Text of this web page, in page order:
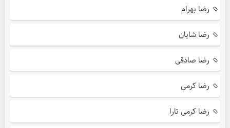
رضا بهرام
رضا شایان
رضا صادقی
رضا کرمی
رضا کرمی تارا